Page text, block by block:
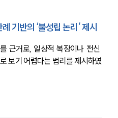
기반의 ‘불성립 논리’ 제시
근거로, 일상적 복장이나 전신
보기 어렵다는 법리를 제시하였